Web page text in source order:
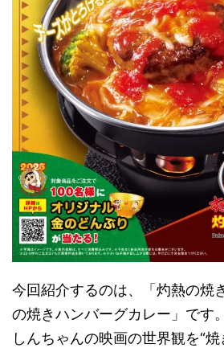
今回紹介するのは、「灼熱の焼
の焼きハンバーグカレー」です
しんちゃんの映画の世界観を“